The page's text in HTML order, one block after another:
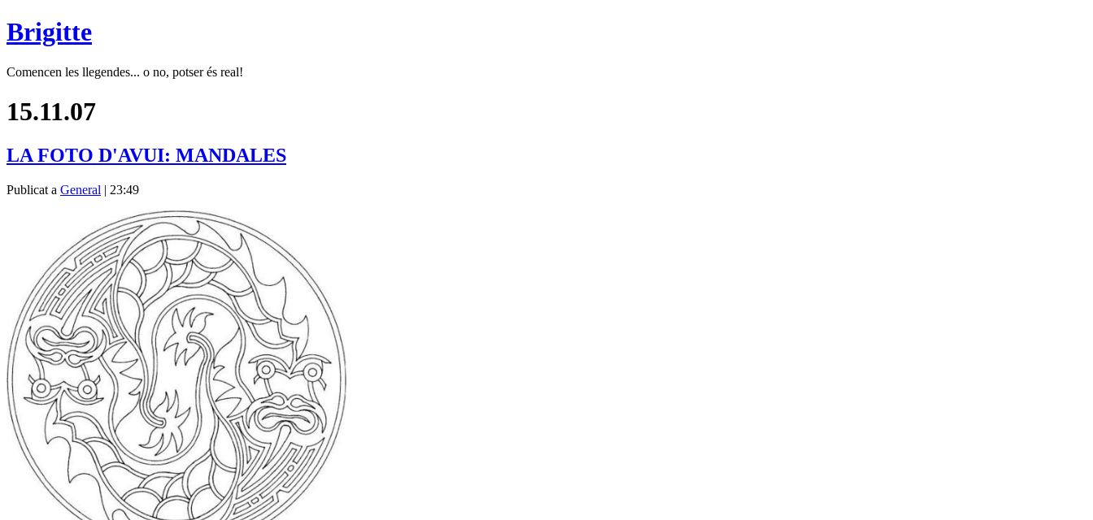
Brigitte
Comencen les llegendes... o no, potser és real!
15.11.07
LA FOTO D'AVUI: MANDALES
Publicat a General | 23:49